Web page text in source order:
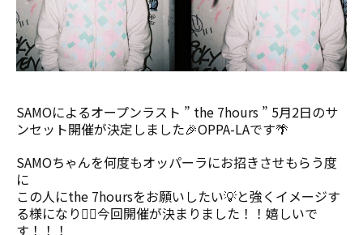
SAMOによるオープンラスト ” the 7hours ” 5月2日のサ
ンセット開催が決定しました🎉OPPA-LAです🌴
SAMOちゃんを何度もオッパーラにお招きさせもらう度
に
この人にthe 7hoursをお願いしたい💡と強くイメージす
る様になり❤️‍🔥今回開催が決まりました！！嬉しいで
す！！！